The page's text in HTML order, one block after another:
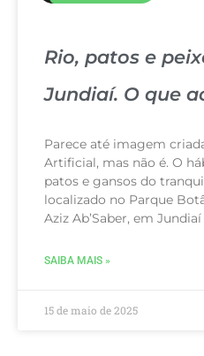
Rio, patos e
Jundiaí. O que
Parece até imagem
Artificial, mas não é. O
patos e gansos do
localizado no Parque
Aziz Ab’Saber, em Jundiaí
SAIBA MAIS »
15 de maio de 2025